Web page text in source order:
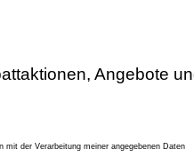
Angebote
mit der Verarbeitung meiner angegebenen Daten